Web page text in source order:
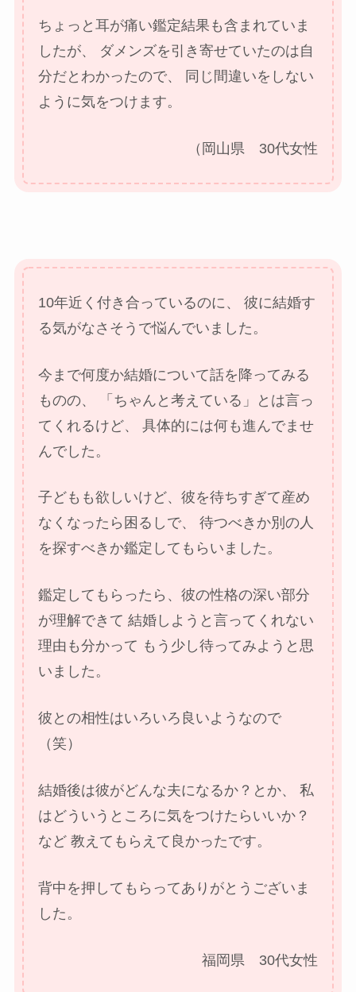
ちょっと耳が痛い鑑定結果も含まれていま
したが、
ダメンズを引き寄せていたのは自
分だとわかったので、
同じ間違いをしない
ように気をつけます。
（岡山県 30代女性
10年近く付き合っているのに、
彼に結婚す
る気がなさそうで悩んでいました。
今まで何度か結婚について話を降ってみる
ものの、
「ちゃんと考えている」とは言っ
てくれるけど、
具体的には何も進んでませ
んでした。
子どもも欲しいけど、彼を待ちすぎて産め
なくなったら困るしで、
待つべきか別の人
を探すべきか鑑定してもらいました。
鑑定してもらったら、彼の性格の深い部分
が理解できて 結婚しようと言ってくれない
理由も分かって もう少し待ってみようと思
いました。
彼との相性はいろいろ良いようなので
（笑）
結婚後は彼がどんな夫になるか？とか、
私
はどういうところに気をつけたらいいか？
など教えてもらえて良かったです。
背中を押してもらってありがとうございま
した。
福岡県 30代女性